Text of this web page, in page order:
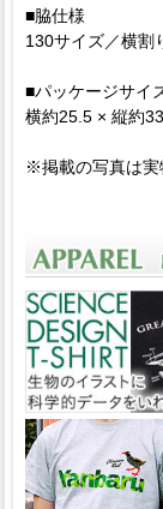
■脇仕様
130サイズ／横割
■パッケージサイ
横約25.5 × 縦約
※掲載の写真は実